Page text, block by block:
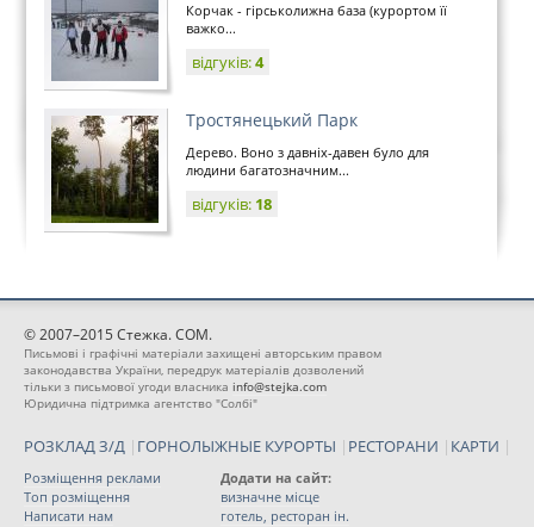
Корчак - гірськолижна база (курортом її
важко...
відгуків:4
Тростянецький Парк
Дерево. Воно з давніх-давен було для
людини багатозначним...
відгуків: 18
© 2007–2015 Стежка. COM.
Письмові і графічні матеріали захищені авторським правом
законодавства України, передрук матеріалів дозволений
тільки з письмової угоди власника info@stejka.com
Юридична підтримка агентство "Солбі"
РОЗКЛАД З/Д | ГОРНОЛЫЖНЫЕ КУРОРТЫ | РЕСТОРАНИ | КАРТИ |
Розміщення реклами
Топ розміщення
Написати нам
Додати на сайт:
визначне місце
готель, ресторан ін.